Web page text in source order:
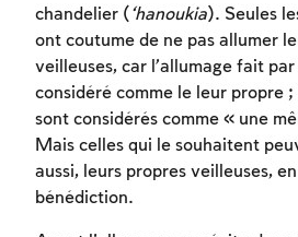
chandelier ( ‘hanoukia). Seules
ont coutume de ne pas allumer
veilleuses, car l’allumage fait
considéré comme le leur propre
sont considérés comme « une
Mais celles qui le souhaitent
aussi, leurs propres veilleuses,
bénédiction.